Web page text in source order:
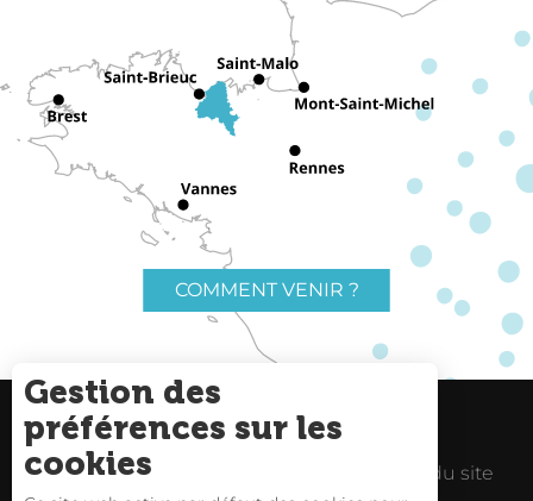
COMMENT VENIR ?
Charte du voyageur Liens utiles
Espace Pro Plan du site
Gestion des
préférences sur les
cookies